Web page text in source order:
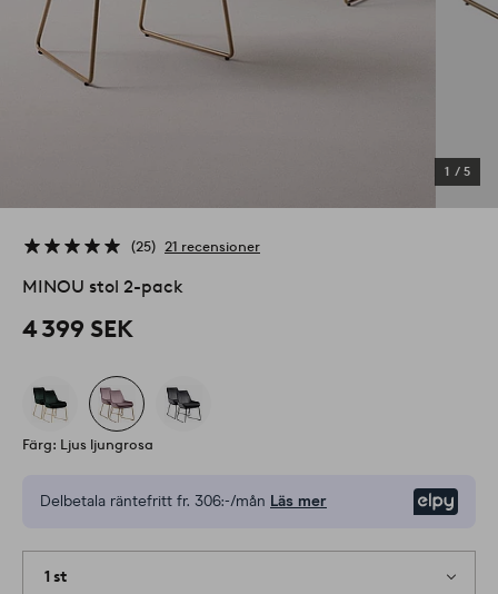
1 / 5
25 21 recensioner
MINOU stol 2-pack
4 399 SEK
Färg: Ljus ljungrosa
Delbetala räntefritt fr. 306:-/mån Läs mer
1 st